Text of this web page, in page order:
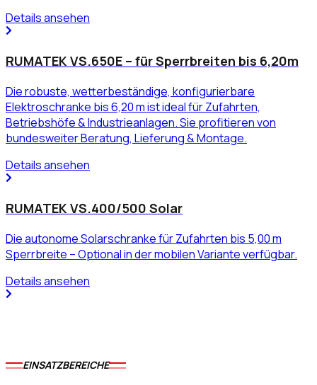
Details ansehen
RUMATEK VS.650E – für Sperrbreiten bis 6,20m
Die robuste, wetterbeständige, konfigurierbare
Elektroschranke bis 6,20 m ist ideal für Zufahrten,
Betriebshöfe & Industrieanlagen. Sie profitieren von
bundesweiter Beratung, Lieferung & Montage.
Details ansehen
RUMATEK VS.400/500 Solar
Die autonome Solarschranke für Zufahrten bis 5,00 m
Sperrbreite – Optional in der mobilen Variante verfügbar.
Details ansehen
EINSATZBEREICHE